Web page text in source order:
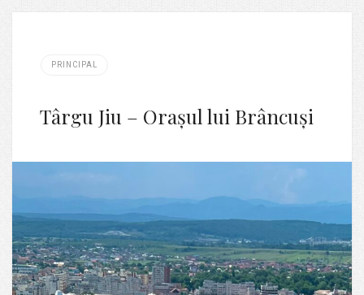
PRINCIPAL
Târgu Jiu – Orașul lui Brâncuși